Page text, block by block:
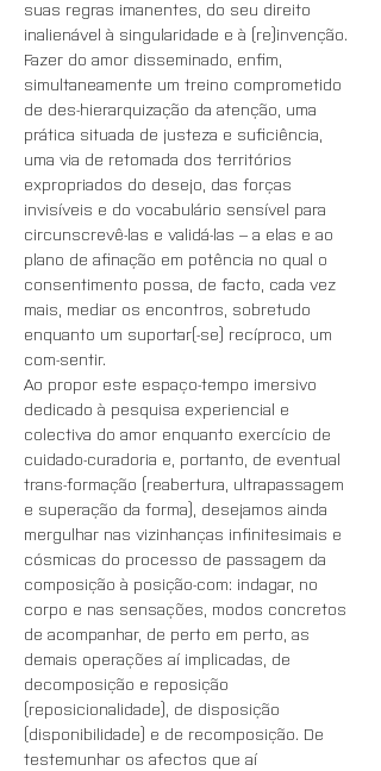
suas regras imanentes, do seu direito
inalienável à singularidade e à (re)invenção.
Fazer do amor disseminado, enfim,
simultaneamente um treino comprometido
de des-hierarquização da atenção, uma
prática situada de justeza e suficiência,
uma via de retomada dos territórios
expropriados do desejo, das forças
invisíveis e do vocabulário sensível para
circunscrevê-las e validá-las – a elas e ao
plano de afinação em potência no qual o
consentimento possa, de facto, cada vez
mais, mediar os encontros, sobretudo
enquanto um suportar(-se) recíproco, um
com-sentir.
Ao propor este espaço-tempo imersivo
dedicado à pesquisa experiencial e
colectiva do amor enquanto exercício de
cuidado-curadoria e, portanto, de eventual
trans-formação (reabertura, ultrapassagem
e superação da forma), desejamos ainda
mergulhar nas vizinhanças infinitesimais e
cósmicas do processo de passagem da
composição à posição-com: indagar, no
corpo e nas sensações, modos concretos
de acompanhar, de perto em perto, as
demais operações aí implicadas, de
decomposição e reposição
(reposicionalidade), de disposição
(disponibilidade) e de recomposição. De
testemunhar os afectos que aí